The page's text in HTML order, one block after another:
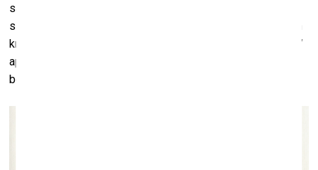
savas vietas pasaulē pieņemšana – īpaši svarīgi tas bija
sākumā. Kas es esmu, no kurienes nāku? Man ir latviešu un
krievu bekgraunds. Un arī tas ir jautājums par “sava / svešā”
apzināšanos, piederības jautājums. Un ar to viss arī sākās,
bet pēc tam es jau ieraudzīju citas potenciālas tēmas.